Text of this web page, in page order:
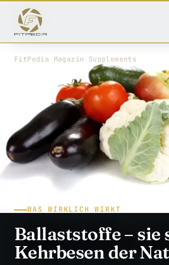
FitPedia Magazin Supplements
WAS WIRKLICH WIRKT
Ballaststoffe – sie
Kehrbesen der